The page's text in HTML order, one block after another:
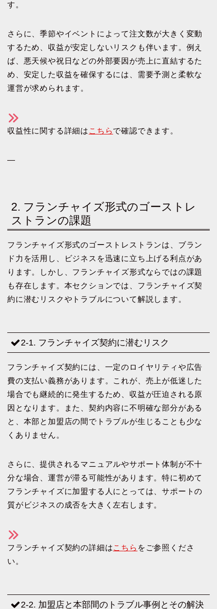
す。
さらに、季節やイベントによって注文数が大きく変動
するため、収益が安定しないリスクも伴います。例え
ば、悪天候や祝日などの外部要因が売上に直結するた
め、安定した収益を確保するには、需要予測と柔軟な
運営が求められます。
収益性に関する詳細は こちらで確認できます。
—
2. フランチャイズ形式のゴーストレ
ストランの課題
フランチャイズ形式のゴーストレストランは、ブラン
ド力を活用し、ビジネスを迅速に立ち上げる利点があ
ります。しかし、フランチャイズ形式ならではの課題
も存在します。本セクションでは、フランチャイズ契
約に潜むリスクやトラブルについて解説します。
2-1. フランチャイズ契約に潜むリスク
フランチャイズ契約には、一定のロイヤリティや広告
費の支払い義務があります。これが、売上が低迷した
場合でも継続的に発生するため、収益が圧迫される原
因となります。また、契約内容に不明確な部分がある
と、本部と加盟店の間でトラブルが生じることも少な
くありません。
さらに、提供されるマニュアルやサポート体制が不十
分な場合、運営が滞る可能性があります。特に初めて
フランチャイズに加盟する人にとっては、サポートの
質がビジネスの成否を大きく左右します。
フランチャイズ契約の詳細はこちら をご参照くださ
い。
2-2. 加盟店と本部間のトラブル事例とその解決